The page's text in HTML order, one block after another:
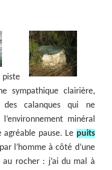
piste
sympathique clairière,
calanques qui ne
minéral
pause. Le puits
l’homme à côté d’une
au rocher : j’ai du mal à